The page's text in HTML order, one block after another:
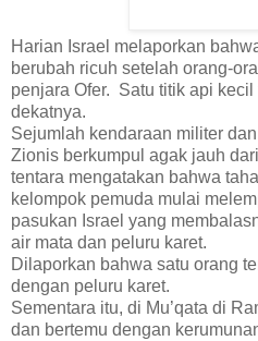
Harian Israel melaporkan
berubah ricuh setelah orang-
penjara Ofer. Satu titik api
dekatnya.
Sejumlah kendaraan militer
Zionis berkumpul agak jauh
tentara mengatakan bahwa
kelompok pemuda mulai
pasukan Israel yang
air mata dan peluru karet.
Dilaporkan bahwa satu orang
dengan peluru karet.
Sementara itu, di Mu’qata di
dan bertemu dengan